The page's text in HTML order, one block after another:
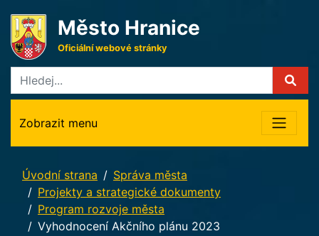
Město Hranice
Oficiální webové stránky
Zobrazit menu
Úvodní strana
Správa města
Projekty a strategické dokumenty
Program rozvoje města
Vyhodnocení Akčního plánu 2023